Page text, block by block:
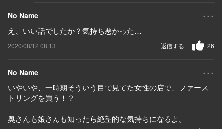
No Name ...
え、いい話でしたか？気持ち悪かった…
2020/08/12 08:13 26
返信する
No Name ...
いやいや、一時期そういう目で見てた女性の店で、ファース
トリングを買う！？
奥さんも娘さんも知ったら絶望的な気持ちになるよ。